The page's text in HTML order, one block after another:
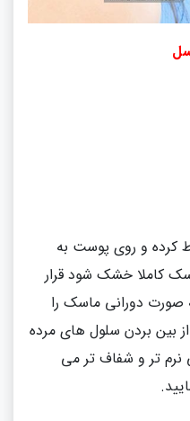
کرده و روی پوست به
ماسک کاملا خشک شود قرار
صورت دورانی ماسک را
بین بردن سلول های مرده
تر و شفاف تر می
.